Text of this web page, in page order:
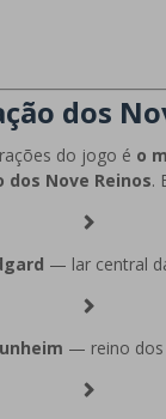
dos
do jogo é o
Nove Reinos.
— lar central
— reino dos